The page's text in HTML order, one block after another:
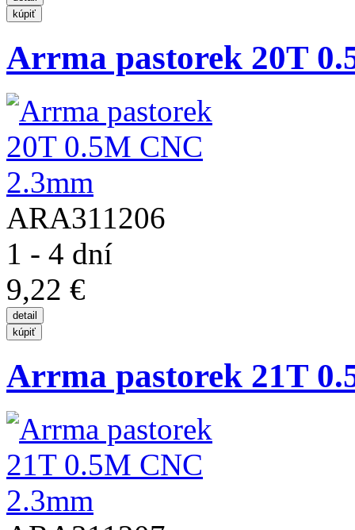
Arrma pastorek 20T
ARA311206
1 - 4 dní
9,22 €
Arrma pastorek 21T